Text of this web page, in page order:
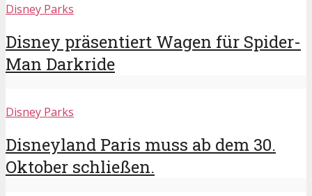
Disney Parks
Disney präsentiert Wagen für Spider-
Man Darkride
Disney Parks
Disneyland Paris muss ab dem 30.
Oktober schließen.